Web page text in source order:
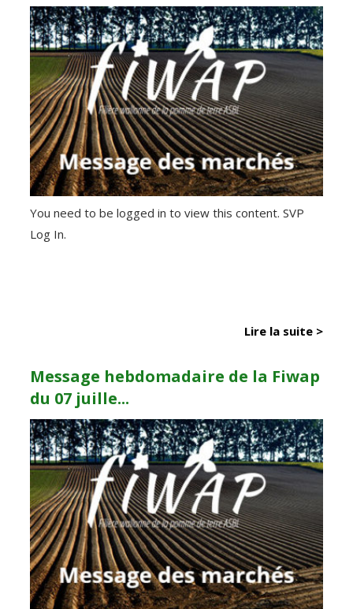
You need to be logged in to view this content. SVP
Log In.
Lire la suite >
Message hebdomadaire de la Fiwap
du 07 juille...